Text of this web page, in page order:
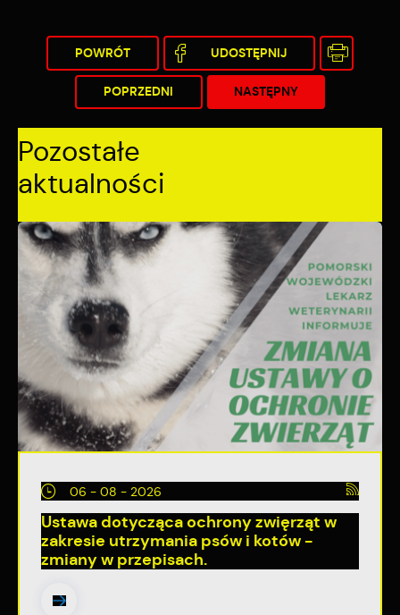
POWRÓT UDOSTĘPNIJ
POPRZEDNI NASTĘPNY
Pozostałe
aktualności
06 - 08 - 2026
Ustawa dotycząca ochrony zwięrząt w
zakresie utrzymania psów i kotów -
zmiany w przepisach.